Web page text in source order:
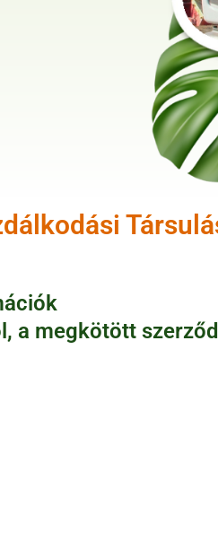
a megkötött